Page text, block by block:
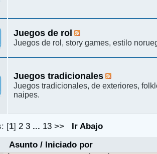
Juegos de rol
Juegos de rol, story games, estilo
Juegos tradicionales
Juegos tradicionales, de exteriores,
naipes.
[1]2 3 ... 13 >>
Ir Abajo
Asunto/ Iniciado por